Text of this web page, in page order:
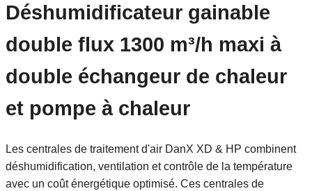
Déshumidificateur gainable
double flux 1300 m³/h maxi à
double échangeur de chaleur
et pompe à chaleur
Les centrales de traitement d'air DanX XD & HP combinent
déshumidification, ventilation et contrôle de la température
avec un coût énergétique optimisé. Ces centrales de